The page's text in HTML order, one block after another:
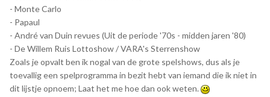
- Monte Carlo
- Papaul
- André van Duin revues (Uit de periode '70s - midden jaren '80)
- De Willem Ruis Lottoshow / VARA's Sterrenshow
Zoals je opvalt ben ik nogal van de grote spelshows, dus als je
toevallig een spelprogramma in bezit hebt van iemand die ik niet in
dit lijstje opnoem; Laat het me hoe dan ook weten.